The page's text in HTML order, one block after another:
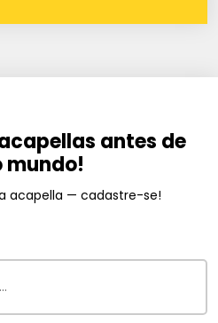
antes de
mundo!
acapella — cadastre-se!